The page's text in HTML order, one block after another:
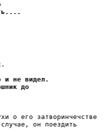
и не видел.
до
о его затворинчечстве
он поездить